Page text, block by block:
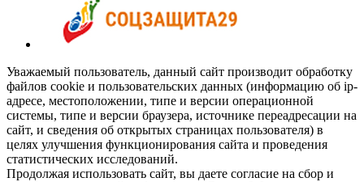
Уважаемый пользователь, данный сайт производит обработку
файлов cookie и пользовательских данных (информацию об ip-
адресе, местоположении, типе и версии операционной
системы, типе и версии браузера, источнике переадресации на
сайт, и сведения об открытых страницах пользователя) в
целях улучшения функционирования сайта и проведения
статистических исследований.
Продолжая использовать сайт, вы даете согласие на сбор и